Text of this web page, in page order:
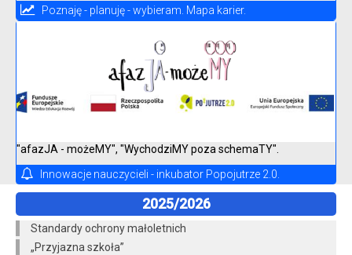
Poznaję - planuję - wybieram. Mapa karier.
"afazJA - możeMY", "WychodziMY poza schemaTY".
Innowacje nauczycieli - inkubator Popojutrze 2.0.
2025/2026
Standardy ochrony małoletnich
„Przyjazna szkoła”